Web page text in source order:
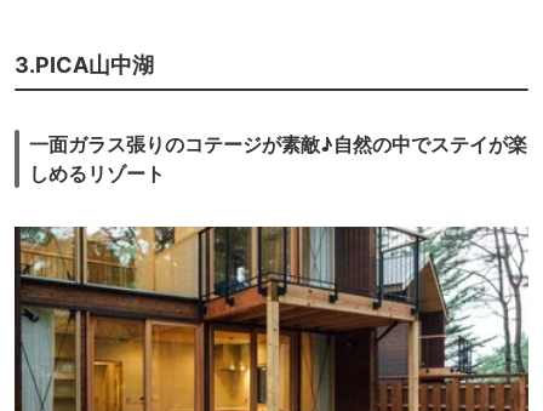
3.PICA山中湖
一面ガラス張りのコテージが素敵♪自然の中でステイが楽
しめるリゾート